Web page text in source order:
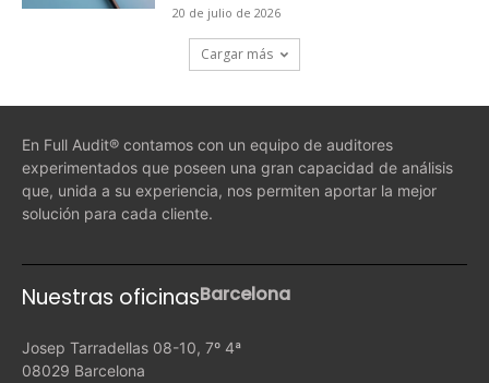
20 de julio de 2026
Cargar más
En Full Audit® contamos con un equipo de auditores
experimentados que poseen una gran capacidad de análisis
que, unida a su experiencia, nos permiten aportar la mejor
solución para cada cliente.
Nuestras oficinasBarcelona
Josep Tarradellas 08-10, 7º 4ª
08029 Barcelona